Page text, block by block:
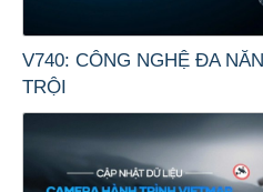
V740: CÔNG NGHỆ ĐA
TRỘI